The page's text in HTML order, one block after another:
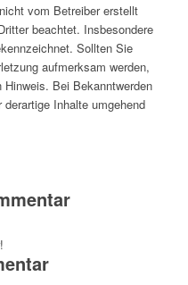
vom Betreiber erstellt
beachtet. Insbesondere
Sollten Sie
aufmerksam werden,
Bei Bekanntwerden
Inhalte umgehend